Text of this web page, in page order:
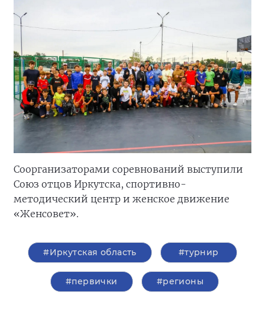
Соорганизаторами соревнований выступили
Союз отцов Иркутска, спортивно-
методический центр и женское движение
«Женсовет».
#Иркутская область #турнир
#первички #регионы